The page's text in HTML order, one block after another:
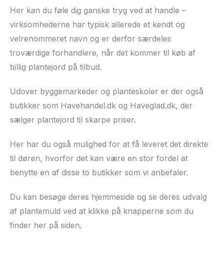
Her kan du føle dig ganske tryg ved at handle –
virksomhederne har typisk allerede et kendt og
velrenommeret navn og er derfor særdeles
troværdige forhandlere, når det kommer til køb af
billig plantejord på tilbud.
Udover byggemarkeder og planteskoler er der også
butikker som Havehandel.dk og Haveglad.dk, der
sælger plantejord til skarpe priser.
Her har du også mulighed for at få leveret det direkte
til døren, hvorfor det kan være en stor fordel at
benytte en af disse to butikker som vi anbefaler.
Du kan besøge deres hjemmeside og se deres udvalg
af plantemuld ved at klikke på knapperne som du
finder her på siden.